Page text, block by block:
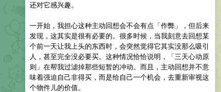
还对它感兴趣。
一开始，我担心这种主动回想会不会有点「作弊」，但后来
发现，这其实是很有必要的。很多时候，当我刻意去回想某
个前一天让我上头的东西时，会突然觉得它其实没那么吸引
人，甚至完全没必要买。这种情况恰恰说明，「三天心动原
则」在帮我过滤掉那些短暂的冲动。而且，主动回想并不意
味着强迫自己非得买，而是给自己一个机会，去重新审视这
个物件儿的价值。